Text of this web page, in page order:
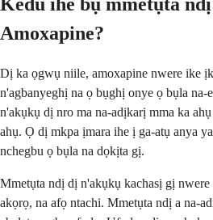
Amoxapine?
Dị ka ọgwụ niile, amoxapine nwere ike
n'agbanyeghị na ọ bụghị onye ọ bụla na-
n'akụkụ dị nro ma na-adịkarị mma ka
ahụ. Ọ dị mkpa ịmara ihe ị ga-atụ anya
nchegbu ọ bụla na dọkịta gị.
Mmetụta ndị dị n'akụkụ kachasị gị
akọrọ, na afọ ntachi. Mmetụta ndị a na-